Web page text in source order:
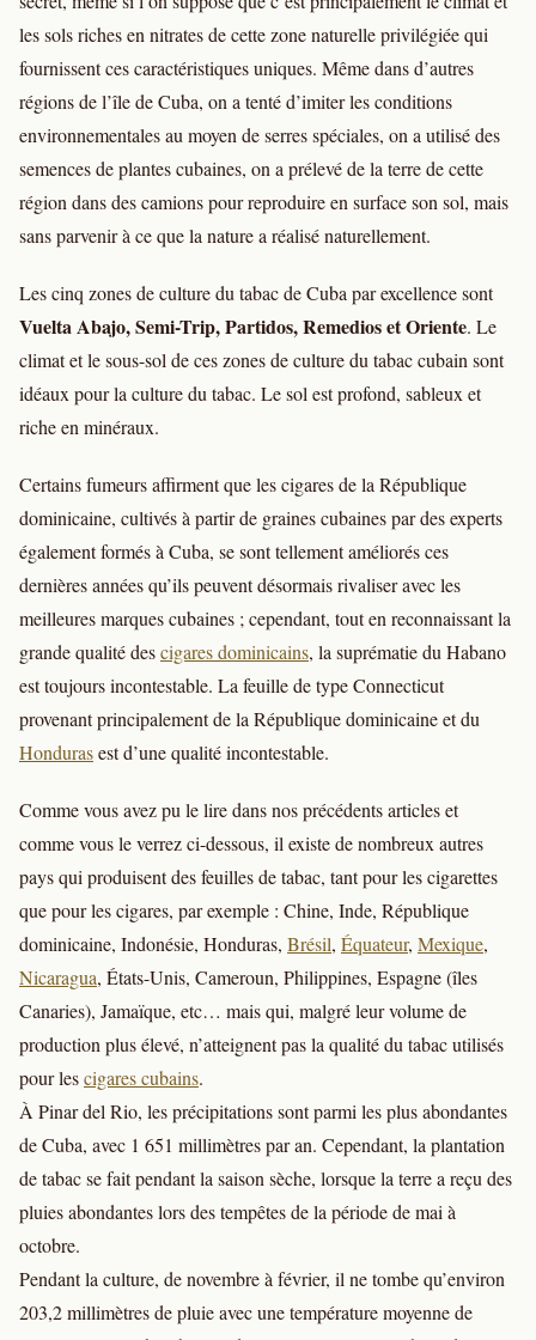
les sols riches en nitrates de cette zone naturelle privilégiée qui
fournissent ces caractéristiques uniques. Même dans d’autres
régions de l’île de Cuba, on a tenté d’imiter les conditions
environnementales au moyen de serres spéciales, on a utilisé des
semences de plantes cubaines, on a prélevé de la terre de cette
région dans des camions pour reproduire en surface son sol, mais
sans parvenir à ce que la nature a réalisé naturellement.
Les cinq zones de culture du tabac de Cuba par excellence sont
Vuelta Abajo, Semi-Trip, Partidos, Remedios et Oriente. Le
climat et le sous-sol de ces zones de culture du tabac cubain sont
idéaux pour la culture du tabac. Le sol est profond, sableux et
riche en minéraux.
Certains fumeurs affirment que les cigares de la République
dominicaine, cultivés à partir de graines cubaines par des experts
également formés à Cuba, se sont tellement améliorés ces
dernières années qu’ils peuvent désormais rivaliser avec les
meilleures marques cubaines ; cependant, tout en reconnaissant la
grande qualité descigares dominicains, la suprématie du Habano
est toujours incontestable. La feuille de type Connecticut
provenant principalement de la République dominicaine et du
Hondurasest d’une qualité incontestable.
Comme vous avez pu le lire dans nos précédents articles et
comme vous le verrez ci-dessous, il existe de nombreux autres
pays qui produisent des feuilles de tabac, tant pour les cigarettes
que pour les cigares, par exemple : Chine, Inde, République
dominicaine, Indonésie, Honduras, Brésil, Équateur, Mexique,
Nicaragua, États-Unis, Cameroun, Philippines, Espagne (îles
Canaries), Jamaïque, etc… mais qui, malgré leur volume de
production plus élevé, n’atteignent pas la qualité du tabac utilisés
pour lescigares cubains.
À Pinar del Rio, les précipitations sont parmi les plus abondantes
de Cuba, avec 1 651 millimètres par an. Cependant, la plantation
de tabac se fait pendant la saison sèche, lorsque la terre a reçu des
pluies abondantes lors des tempêtes de la période de mai à
octobre.
Pendant la culture, de novembre à février, il ne tombe qu’environ
203,2 millimètres de pluie avec une température moyenne de